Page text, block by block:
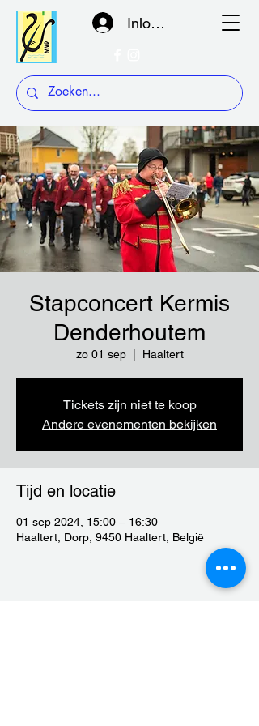
Inloggen
Stapconcert Kermis
Denderhoutem
zo 01 sep
  |
Haaltert
Tickets zijn niet te koop
Andere evenementen bekijken
Tijd en locatie
01 sep 2024, 15:00 – 16:30
Haaltert, Dorp, 9450 Haaltert, België